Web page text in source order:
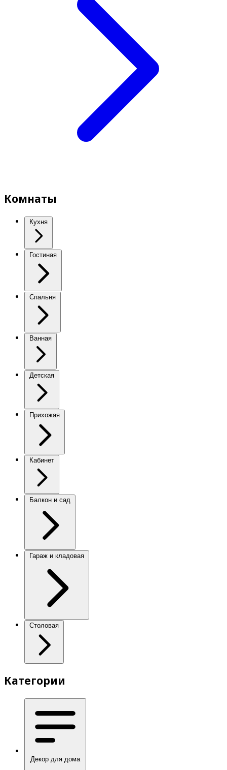
Комнаты
Кухня
Гостиная
Спальня
Ванная
Детская
Прихожая
Кабинет
Балкон и сад
Гараж и кладовая
Столовая
Категории
Декор для дома